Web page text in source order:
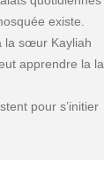
existe.
la sœur Kayliah
apprendre la la
pour s’initier